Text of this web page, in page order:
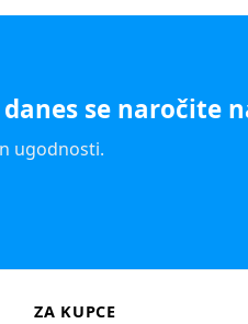
se naročite
ugodnosti.
ZA KUPCE